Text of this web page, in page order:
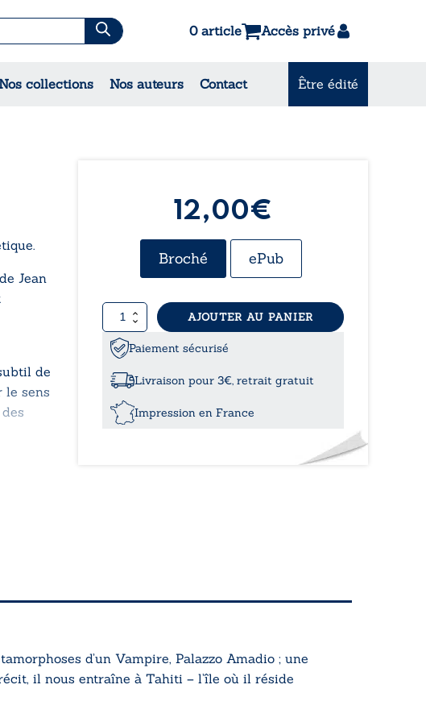
0 article Accès privé
collections Nos auteurs Contact Être édité
Contes
Jean
de
le sens
12,00€
Broché ePub
quantité
de
Titus
AJOUTER AU PANIER
Paiement sécurisé
Livraison pour 3€, retrait gratuit
Impression en France
d’un Vampire, Palazzo Amadio ; une
il nous entraîne à Tahiti – l’île où il réside